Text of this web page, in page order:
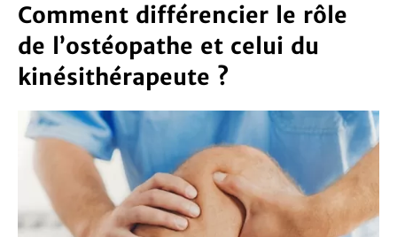
Comment différencier le rôle
de l’ostéopathe et celui du
kinésithérapeute ?